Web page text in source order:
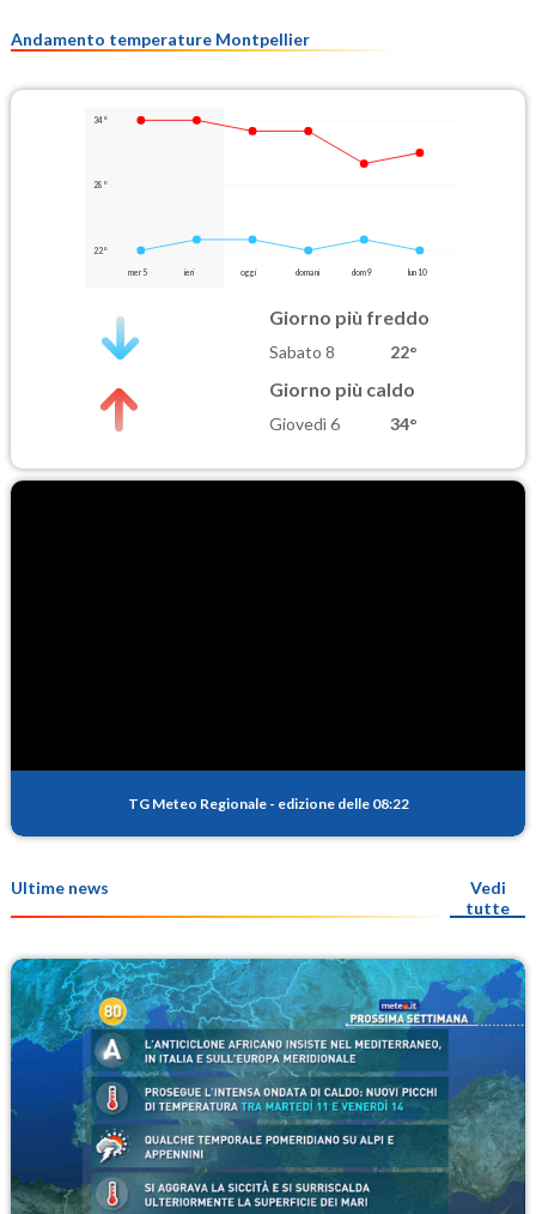
Andamento temperature Montpellier
34°
28°
22°
mer 5 ieri oggi domani dom 9 lun 10
Giorno più freddo
Sabato 8 22°
Giorno più caldo
Giovedì 6 34°
TG Meteo Regionale - edizione delle 08:22
Ultime news
Vedi
tutte